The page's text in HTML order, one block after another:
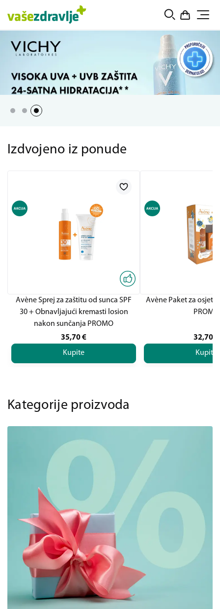
Izdvojeno iz ponude
Avène Sprej za zaštitu od sunca SPF
30 + Obnavljajući kremasti losion
nakon sunčanja PROMO
35,70€
Kupite
Avène Paket za
PROMO
32,70
Kupite
Kategorije proizvoda